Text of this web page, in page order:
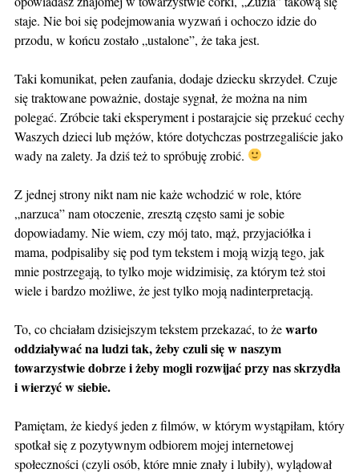
staje. Nie boi się podejmowania wyzwań i ochoczo idzie do
przodu, w końcu zostało „ustalone”, że taka jest.
Taki komunikat, pełen zaufania, dodaje dziecku skrzydeł. Czuje
się traktowane poważnie, dostaje sygnał, że można na nim
polegać. Zróbcie taki eksperyment i postarajcie się przekuć cechy
Waszych dzieci lub mężów, które dotychczas postrzegaliście jako
wady na zalety. Ja dziś też to spróbuję zrobić.
Z jednej strony nikt nam nie każe wchodzić w role, które
„narzuca” nam otoczenie, zresztą często sami je sobie
dopowiadamy. Nie wiem, czy mój tato, mąż, przyjaciółka i
mama, podpisaliby się pod tym tekstem i moją wizją tego, jak
mnie postrzegają, to tylko moje widzimisię, za którym też stoi
wiele i bardzo możliwe, że jest tylko moją nadinterpretacją.
To, co chciałam dzisiejszym tekstem przekazać, to żewarto
oddziaływać na ludzi tak, żeby czuli się w naszym
towarzystwie dobrze i żeby mogli rozwijać przy nas skrzydła
i wierzyć w siebie.
Pamiętam, że kiedyś jeden z filmów, w którym wystąpiłam, który
spotkał się z pozytywnym odbiorem mojej internetowej
społeczności (czyli osób, które mnie znały i lubiły), wylądował